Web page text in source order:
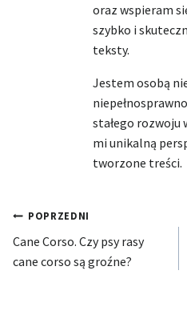
oraz wspieram
szybko i
teksty.
Jestem osobą
stałego rozwoju
mi unikalną
tworzone treści.
Nawigacja
wpisu
POPRZEDNI
Cane Corso. Czy psy rasy
cane corso są groźne?